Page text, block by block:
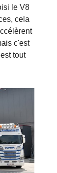
le V8
cela
c'est
est tout